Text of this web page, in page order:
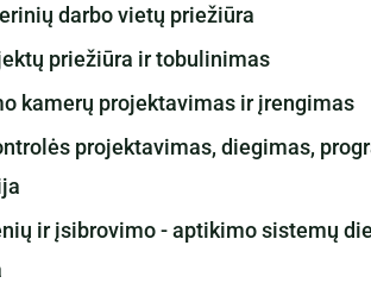
darbo vietų priežiūra
priežiūra ir tobulinimas
kamerų projektavimas ir įrengimas
projektavimas, diegimas,
ir įsibrovimo - aptikimo sistemų